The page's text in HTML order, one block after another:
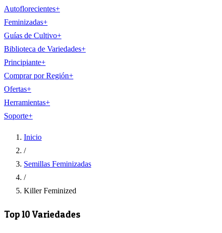
Autoflorecientes+
Feminizadas+
Guías de Cultivo+
Biblioteca de Variedades+
Principiante+
Comprar por Región+
Ofertas+
Herramientas+
Soporte+
Inicio
/
Semillas Feminizadas
/
Killer Feminized
Top 10 Variedades